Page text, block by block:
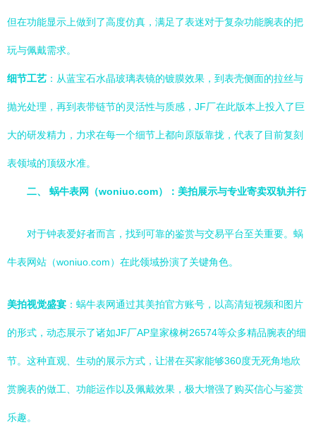
但在功能显示上做到了高度仿真，满足了表迷对于复杂功能腕表的把
玩与佩戴需求。
细节工艺 ：从蓝宝石水晶玻璃表镜的镀膜效果，到表壳侧面的拉丝与
抛光处理，再到表带链节的灵活性与质感，JF厂在此版本上投入了巨
大的研发精力，力求在每一个细节上都向原版靠拢，代表了目前复刻
表领域的顶级水准。
二、 蜗牛表网（woniuo.com）：美拍展示与专业寄卖双轨并行
对于钟表爱好者而言，找到可靠的鉴赏与交易平台至关重要。蜗
牛表网站（woniuo.com）在此领域扮演了关键角色。
美拍视觉盛宴 ：蜗牛表网通过其美拍官方账号，以高清短视频和图片
的形式，动态展示了诸如JF厂AP皇家橡树26574等众多精品腕表的细
节。这种直观、生动的展示方式，让潜在买家能够360度无死角地欣
赏腕表的做工、功能运作以及佩戴效果，极大增强了购买信心与鉴赏
乐趣。